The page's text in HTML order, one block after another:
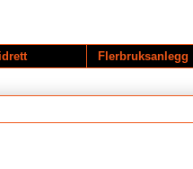
Flerbruksanlegg